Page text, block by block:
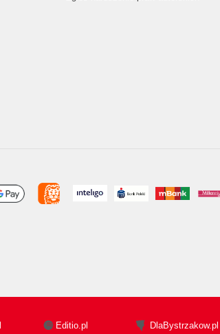
Editio.pl DlaBystrzakow.pl